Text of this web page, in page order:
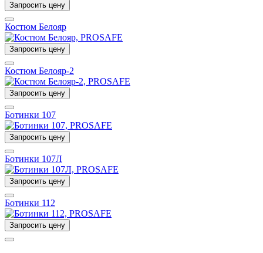
Запросить цену
Костюм Белояр
Запросить цену
Костюм Белояр-2
Запросить цену
Ботинки 107
Запросить цену
Ботинки 107Л
Запросить цену
Ботинки 112
Запросить цену